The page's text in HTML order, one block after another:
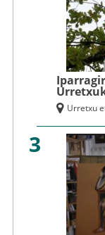
Urretxu
3